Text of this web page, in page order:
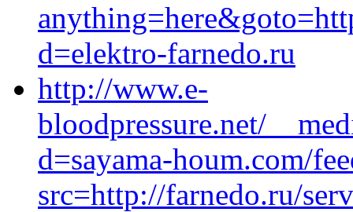
d=elektro-farnedo.ru
http://www.e-
bloodpressure.net/
d=sayama-houm.com/
src=http://farnedo.ru/